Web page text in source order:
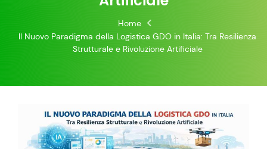
Home
Il Nuovo Paradigma della Logistica GDO in Italia: Tra Resilienza
Strutturale e Rivoluzione Artificiale